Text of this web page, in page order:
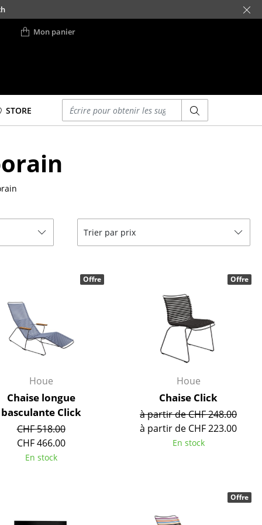
Mon panier
STORE Saisir un critère
Lits doubles
Lits simples
Tables de chevet et
Accessoires de lit
... voir tous les lits
Trier par prix
Houe
Chaise longue
basculante Click
CHF 518.00
CHF 466.00
En stock
Offre
Houe
Chaise Click
à partir de CHF 248.00
à partir de CHF 223.00
En stock
Offre
Offre